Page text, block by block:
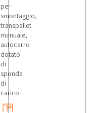
per
smontaggio,
transpallet
manuale,
autocarro
dotato
di
sponda
di
carico